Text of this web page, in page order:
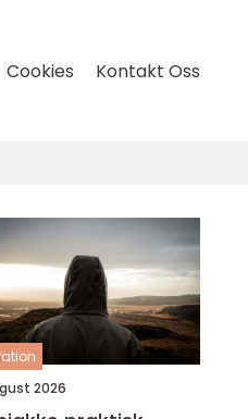
Cookies Kontakt Oss
2026